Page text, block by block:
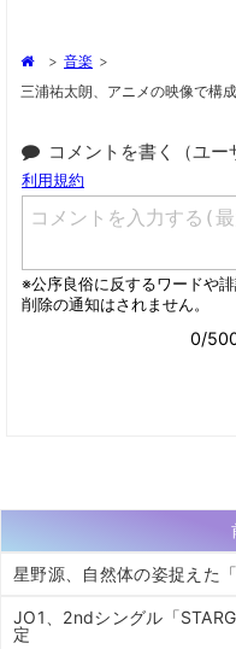
> 音楽 >
三浦祐太朗、アニメの映像で構
コメントを書く（ユー
星野源、自然体の姿捉えた
JO1、2ndシングル「
定